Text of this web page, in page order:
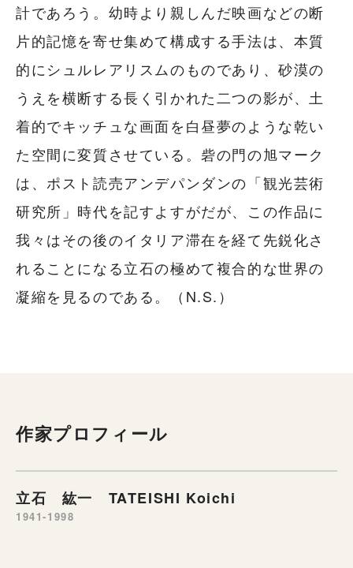
計であろう。幼時より親しんだ映画などの断
片的記憶を寄せ集めて構成する手法は、本質
的にシュルレアリスムのものであり、砂漠の
うえを横断する長く引かれた二つの影が、土
着的でキッチュな画面を白昼夢のような乾い
た空間に変質させている。砦の門の旭マーク
は、ポスト読売アンデパンダンの「観光芸術
研究所」時代を記すよすがだが、この作品に
我々はその後のイタリア滞在を経て先鋭化さ
れることになる立石の極めて複合的な世界の
凝縮を見るのである。（N.S.）
作家プロフィール
立石 紘一 TATEISHI Koichi
1941-1998